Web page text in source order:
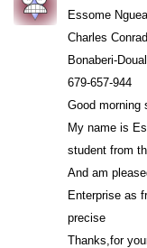
Essome Nguea
Charles Conrad
Bonaberi-
679-657-944
Good morning
My name is
student from
And am
Enterprise as
precise
Thanks,for